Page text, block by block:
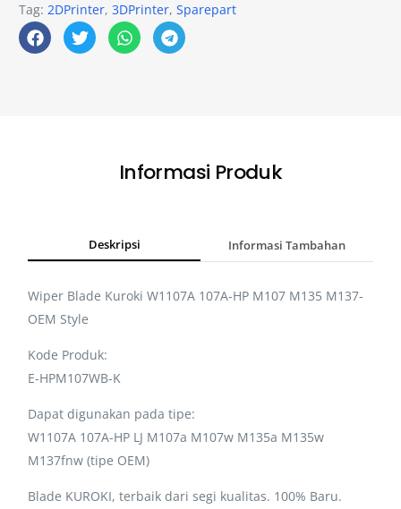
Tag:2DPrinter,3DPrinter,Sparepart
Informasi Produk
Deskripsi Informasi Tambahan
Wiper Blade Kuroki W1107A 107A-HP M107 M135 M137-
OEM Style
Kode Produk:
E-HPM107WB-K
Dapat digunakan pada tipe:
W1107A 107A-HP LJ M107a M107w M135a M135w
M137fnw (tipe OEM)
Blade KUROKI, terbaik dari segi kualitas. 100% Baru.